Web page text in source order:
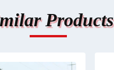
Products